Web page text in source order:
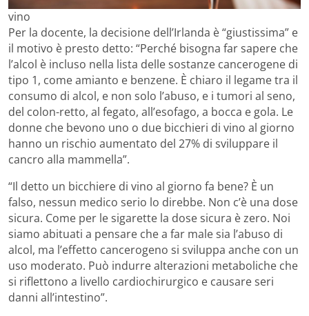
vino
Per la docente, la decisione dell’Irlanda è “giustissima” e
il motivo è presto detto: “Perché bisogna far sapere che
l’alcol è incluso nella lista delle sostanze cancerogene di
tipo 1, come amianto e benzene. È chiaro il legame tra il
consumo di alcol, e non solo l’abuso, e i tumori al seno,
del colon-retto, al fegato, all’esofago, a bocca e gola. Le
donne che bevono uno o due bicchieri di vino al giorno
hanno un rischio aumentato del 27% di sviluppare il
cancro alla mammella”.
“Il detto un bicchiere di vino al giorno fa bene? È un
falso, nessun medico serio lo direbbe. Non c’è una dose
sicura. Come per le sigarette la dose sicura è zero. Noi
siamo abituati a pensare che a far male sia l’abuso di
alcol, ma l’effetto cancerogeno si sviluppa anche con un
uso moderato. Può indurre alterazioni metaboliche che
si riflettono a livello cardiochirurgico e causare seri
danni all’intestino”.